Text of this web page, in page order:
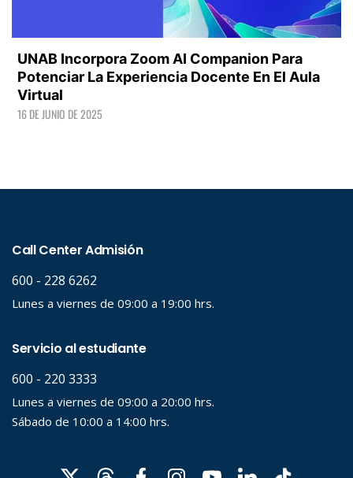
UNAB Incorpora Zoom AI Companion Para
Potenciar La Experiencia Docente En El Aula
Virtual
16 DE JUNIO DE 2025